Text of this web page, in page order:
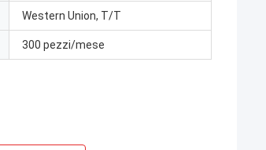
Western Union, T/T
300 pezzi/mese